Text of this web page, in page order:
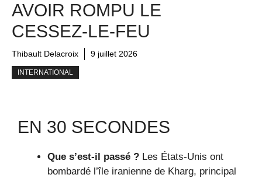
AVOIR ROMPU LE
CESSEZ-LE-FEU
Thibault Delacroix 9 juillet 2026
INTERNATIONAL
EN 30 SECONDES
Que s’est-il passé ? Les États-Unis ont
bombardé l’île iranienne de Kharg, principal